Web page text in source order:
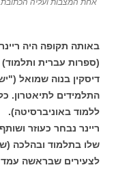
אחת המצבות ועליה הכתובת
באותה תקופה היה
(ספרות עברית
דיסקין בנוה שמואל
התלמידים לתיאטרון.
ללמוד באוניברסיטה).
ריינר נבחר כעוזר
שלו בתלמוד ובהלכה
לצעירים שבראשה עמד